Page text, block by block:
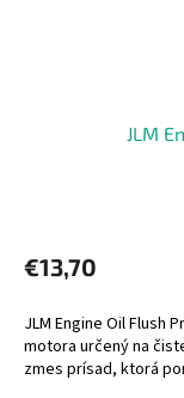
JLM
produktu
je
z
5
hviezdičiek.
€13,70
JLM Engine Oil Flush
motora určený na
zmes prísad, ktorá